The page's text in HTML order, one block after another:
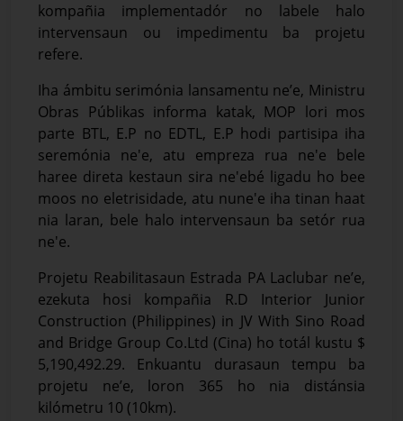
kompañia implementadór no labele halo
intervensaun ou impedimentu ba projetu
refere.
Iha ámbitu serimónia lansamentu ne’e, Ministru
Obras Públikas informa katak, MOP lori mos
parte BTL, E.P no EDTL, E.P hodi partisipa iha
seremónia ne'e, atu empreza rua ne'e bele
haree direta kestaun sira ne'ebé ligadu ho bee
moos no eletrisidade, atu nune'e iha tinan haat
nia laran, bele halo intervensaun ba setór rua
ne'e.
Projetu Reabilitasaun Estrada PA Laclubar ne’e,
ezekuta hosi kompañia R.D Interior Junior
Construction (Philippines) in JV With Sino Road
and Bridge Group Co.Ltd (Cina) ho totál kustu $
5,190,492.29. Enkuantu durasaun tempu ba
projetu ne’e, loron 365 ho nia distánsia
kilómetru 10 (10km).